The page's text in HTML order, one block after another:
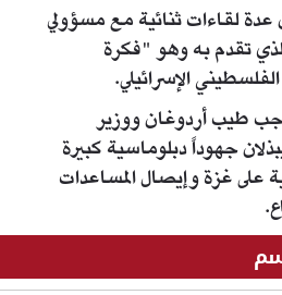
عدة لقاءات ثنائية مع مسؤولي
تقدم به وهو "فكرة
الإسرائيلي.
طيب أردوغان ووزير
جهوداً دبلوماسية كبيرة
على غزة وإيصال المساعدات